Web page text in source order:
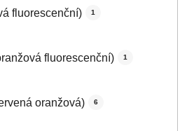
fluorescenční) 1
fluorescenční) 1
oranžová) 6